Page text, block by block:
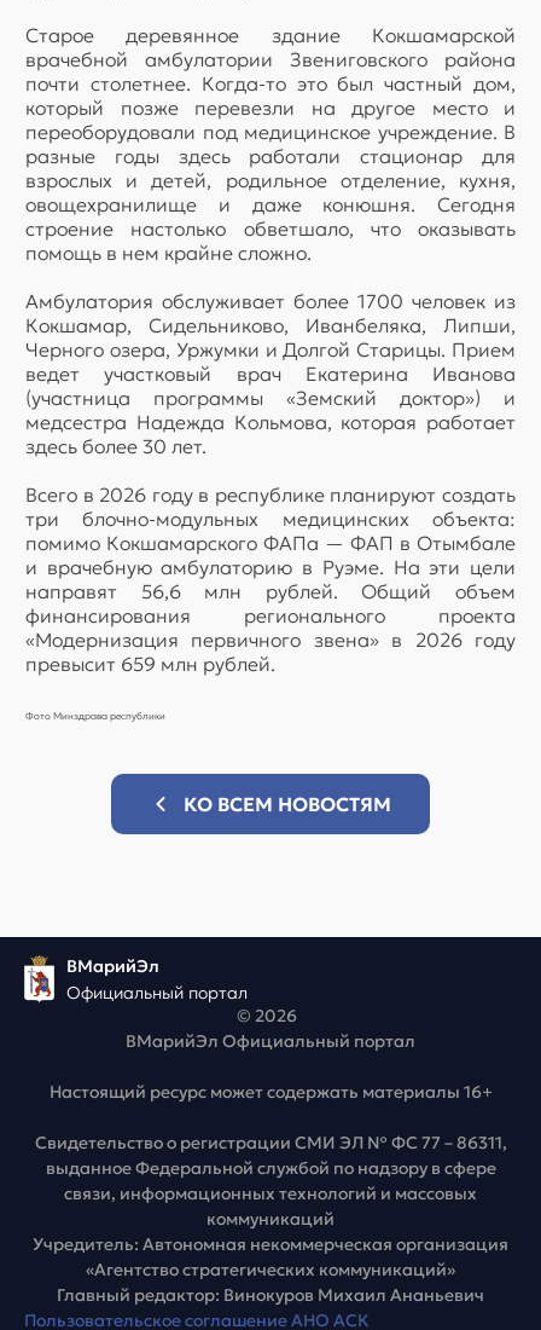
Старое деревянное здание Кокшамарской
врачебной амбулатории Звениговского района
почти столетнее. Когда-то это был частный дом,
который позже перевезли на другое место и
переоборудовали под медицинское учреждение. В
разные годы здесь работали стационар для
взрослых и детей, родильное отделение, кухня,
овощехранилище и даже конюшня. Сегодня
строение настолько обветшало, что оказывать
помощь в нем крайне сложно.
Амбулатория обслуживает более 1700 человек из
Кокшамар, Сидельниково, Иванбеляка, Липши,
Черного озера, Уржумки и Долгой Старицы. Прием
ведет участковый врач Екатерина Иванова
(участница программы «Земский доктор») и
медсестра Надежда Кольмова, которая работает
здесь более 30 лет.
Всего в 2026 году в республике планируют создать
три блочно-модульных медицинских объекта:
помимо Кокшамарского ФАПа — ФАП в Отымбале
и врачебную амбулаторию в Руэме. На эти цели
направят 56,6 млн рублей. Общий объем
финансирования регионального проекта
«Модернизация первичного звена» в 2026 году
превысит 659 млн рублей.
Фото Минздрава республики
КО ВСЕМ НОВОСТЯМ
ВМарийЭл
Официальный портал
© 2026
ВМарийЭл Официальный портал
Настоящий ресурс может содержать материалы 16+
Свидетельство о регистрации СМИ ЭЛ № ФС 77 – 86311,
выданное Федеральной службой по надзору в сфере
связи, информационных технологий и массовых
коммуникаций
Учредитель: Автономная некоммерческая организация
«Агентство стратегических коммуникаций»
Главный редактор: Винокуров Михаил Ананьевич
Пользовательское соглашение АНО АСК